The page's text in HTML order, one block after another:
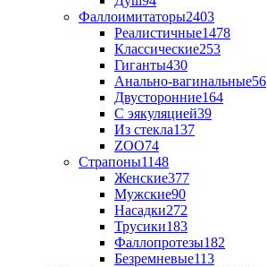
Фаллоимитаторы2403
Реалистичные1478
Классические253
Гиганты430
Анально-вагинальные56
Двусторонние164
С эякуляцией39
Из стекла137
ZOO74
Страпоны1148
Женские377
Мужские90
Насадки272
Трусики183
Фаллопротезы182
Безремневые113